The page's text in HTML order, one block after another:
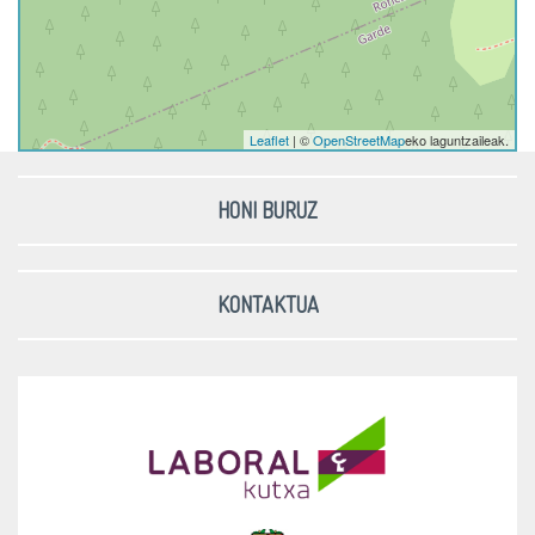
Leaflet | ©OpenStreetMapeko laguntzaileak.
HONI BURUZ
KONTAKTUA